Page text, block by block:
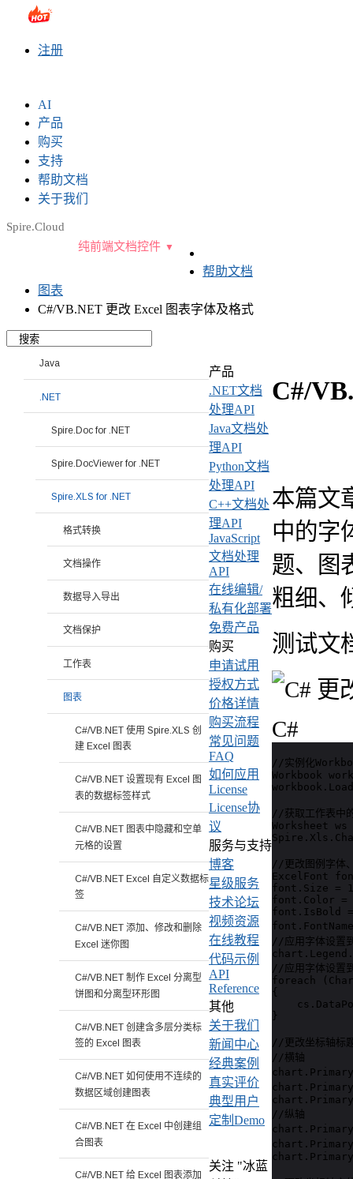
sales@e-iceblue.com
注册
AI
产品
购买
支持
帮助文档
关于我们
Spire.Cloud
纯前端文档控件
帮助文档
图表
C#/VB.NET 更改 Excel 图表字体及格式
C#/
本篇文
中的字
题、图
粗细、
测试文
C#
//实例化
Workbook
//获取工作表中
Worksheet
//更改图例字体
ExcelFont
font.Size =
font.Color =
font.IsBold
//应用字体
//应用字体设置
foreach
{
}
//更改坐标轴标
//横轴
//纵
Java
.NET
Spire.Doc for .NET
Spire.DocViewer for .NET
Spire.XLS for .NET
格式转换
文档操作
数据导入导出
文档保护
工作表
图表
C#/VB.NET 使用 Spire.XLS 创
建 Excel 图表
C#/VB.NET 设置现有 Excel 图
表的数据标签样式
C#/VB.NET 图表中隐藏和空单
元格的设置
C#/VB.NET Excel 自定义数据标
签
C#/VB.NET 添加、修改和删除
Excel 迷你图
C#/VB.NET 制作 Excel 分离型
饼图和分离型环形图
C#/VB.NET 创建含多层分类标
签的 Excel 图表
C#/VB.NET 如何使用不连续的
数据区域创建图表
C#/VB.NET 在 Excel 中创建组
合图表
C#/VB.NET 给 Excel 图表添加
产品
.NET文档
处理API
Java文档处
理API
Python文档
处理API
C++文档处
理API
JavaScript
文档处理
API
在线编辑/
私有化部署
免费产品
购买
申请试用
授权方式
价格详情
购买流程
常见问题
FAQ
如何应用
License
License协
议
服务与支持
博客
星级服务
技术论坛
视频资源
在线教程
代码示例
API
Reference
其他
关于我们
新闻中心
经典案例
真实评价
典型用户
定制Demo
关注 "冰蓝